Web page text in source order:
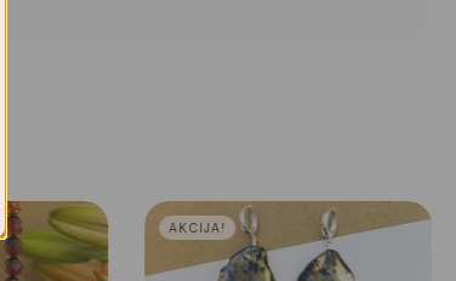
AKCIJA!